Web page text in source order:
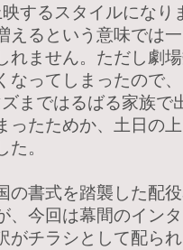
するスタイルになり
えるという意味では
れません。ただし劇
なってしまったので
まではるばる家族で
ったためか、土日の
た。
の書式を踏襲した配
、今回は幕間のイン
がチラシとして配ら